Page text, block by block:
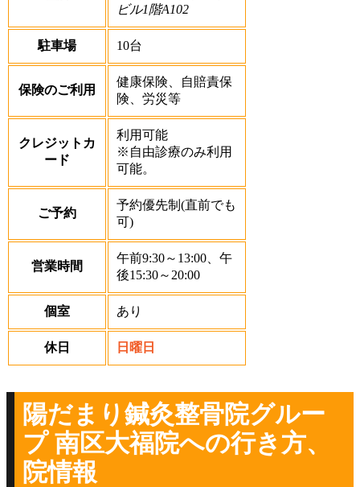
ビル1階A102
駐車場 10台
保険のご利用
健康保険、自賠責保
険、労災等
クレジットカ
ード
利用可能
※自由診療のみ利用
可能。
ご予約
予約優先制(直前でも
可)
営業時間
午前9:30～13:00、午
後15:30～20:00
個室 あり
休日 日曜日
陽だまり鍼灸整骨院グルー
プ 南区大福院への行き方、
院情報